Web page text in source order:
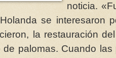
noticia.
se interesaron
la restauración del
de palomas. Cuando